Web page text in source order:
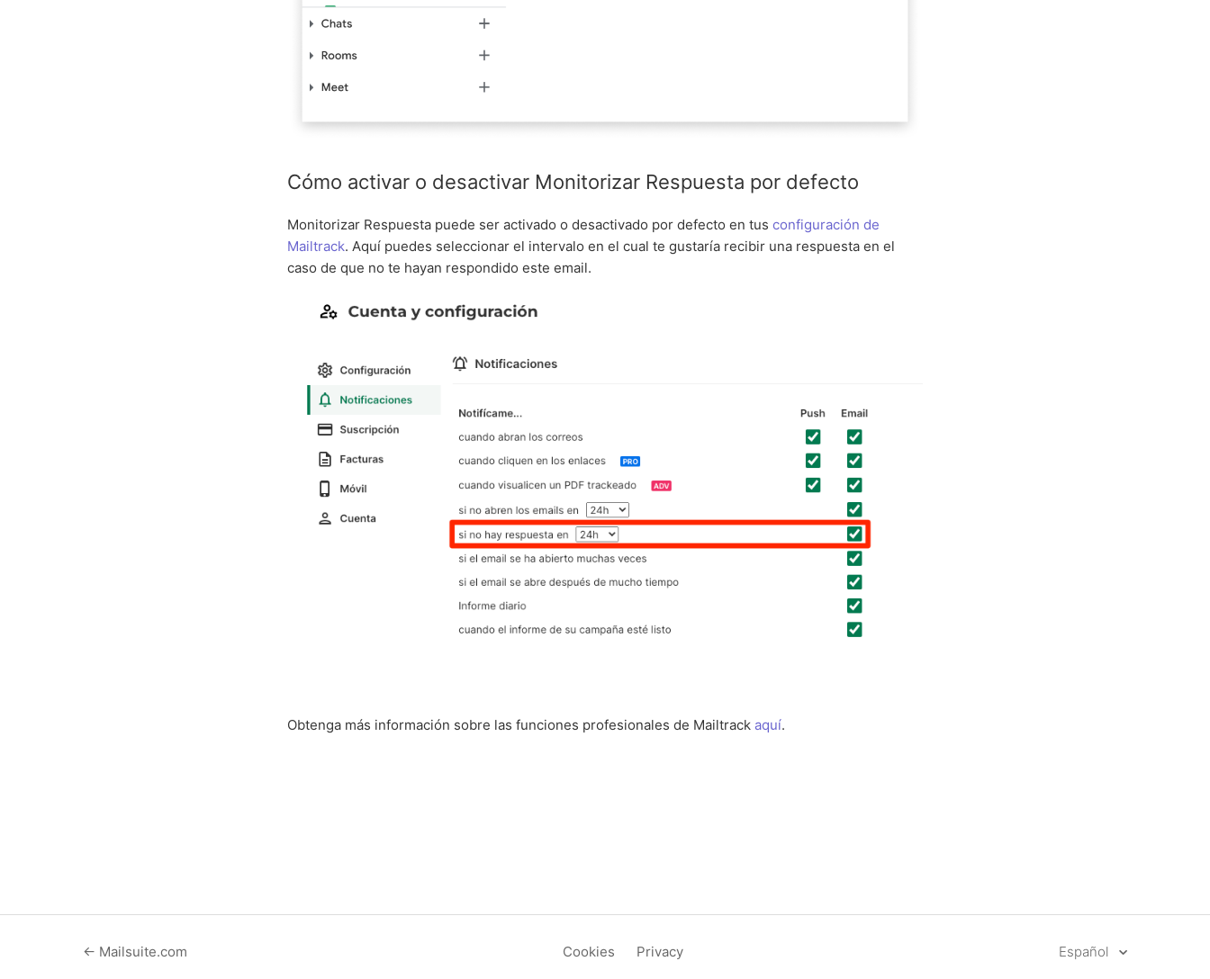
Cómo activar o desactivar Monitorizar Respuesta por defecto
Monitorizar Respuesta puede ser activado o desactivado por defecto en tusconfiguración de
Mailtrack. Aquí puedes seleccionar el intervalo en el cual te gustaría recibir una respuesta en el
caso de que no te hayan respondido este email.
Obtenga más información sobre las funciones profesionales de Mailtrackaquí.
← Mailsuite.com Cookies Privacy Español